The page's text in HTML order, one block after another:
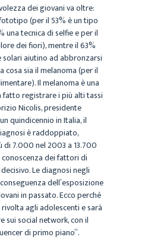
dei giovani va oltre:
(per il 53% è un tipo
una tecnica di selfie e per il
dei fiori), mentre il 63%
solari aiutino ad abbronzarsi
cosa sia il melanoma (per il
Il melanoma è una
fatto registrare i più alti tassi
Nicolis, presidente
quindicennio in Italia, il
è raddoppiato,
7.000 nel 2003 a 13.700
dei fattori di
Le diagnosi negli
dell’esposizione
in passato. Ecco perché
agli adolescenti e sarà
sui social network, con il
di primo piano”.